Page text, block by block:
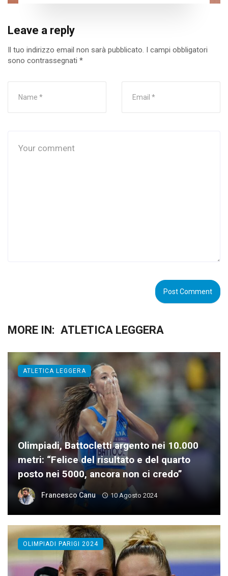
Leave a reply
Il tuo indirizzo email non sarà pubblicato. I campi obbligatori
sono contrassegnati *
MORE IN: ATLETICA LEGGERA
Olimpiadi, Battocletti argento nei 10.000
metri: “Felice del risultato e del quarto
posto nei 5000, ancora non ci credo”
Francesco Canu 10 Agosto 2024
ATLETICA LEGGERA
OLIMPIADI PARIGI 2024